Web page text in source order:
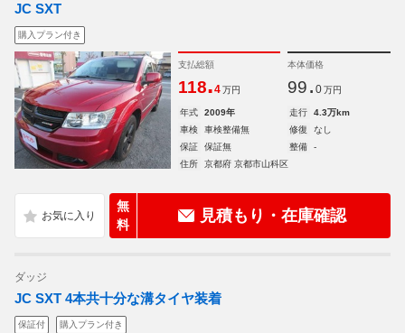
JC SXT
購入プラン付き
支払総額
118.4 万円
本体価格
99. 0 万円
年式 2009年 走行
4.3万km
車検
車検整備無 修復
なし
保証
保証無 整備
-
住所
京都府 京都市山科区
無
料
見積もり・在庫確認
ダッジ
JC SXT 4本共十分な溝タイヤ装着
保証付 購入プラン付き